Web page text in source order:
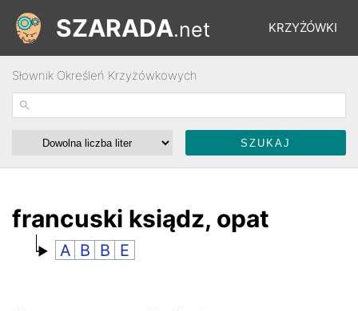
KRZYŻÓWKI
ŁAMIGŁÓWKI
SZARADA.net
Słownik Określeń Krzyżówkowych
francuski ksiądz, opat
A B B E